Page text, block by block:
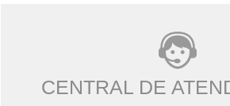
CENTRAL DE